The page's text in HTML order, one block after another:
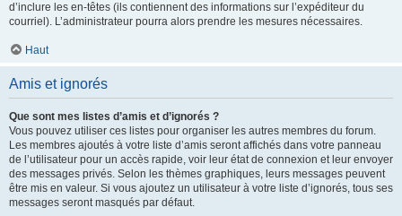
d’inclure les en-têtes (ils contiennent des informations sur l’expéditeur du
courriel). L’administrateur pourra alors prendre les mesures nécessaires.
Haut
Amis et ignorés
Que sont mes listes d’amis et d’ignorés ?
Vous pouvez utiliser ces listes pour organiser les autres membres du forum.
Les membres ajoutés à votre liste d’amis seront affichés dans votre panneau
de l’utilisateur pour un accès rapide, voir leur état de connexion et leur envoyer
des messages privés. Selon les thèmes graphiques, leurs messages peuvent
être mis en valeur. Si vous ajoutez un utilisateur à votre liste d’ignorés, tous ses
messages seront masqués par défaut.